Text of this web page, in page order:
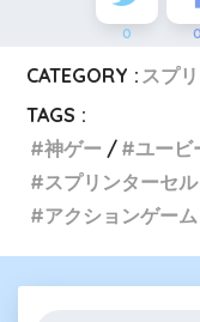
0 0
CATEGORY : スプ
TAGS :
神ゲー
ユービ
スプリンターセ
アクションゲーム